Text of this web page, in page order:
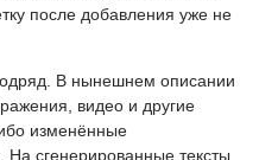
после добавления уже не
В нынешнем описании
видео и другие
изменённые
сгенерированные тексты